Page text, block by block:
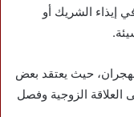
إيذاء الشريك أو
حيث يعتقد بعض
الزوجية وفصل